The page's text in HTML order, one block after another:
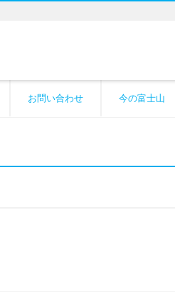
お問い合わせ 今の富士山